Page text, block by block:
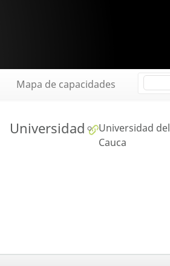
Mapa de capacidades
Universidad
Universidad del
Cauca